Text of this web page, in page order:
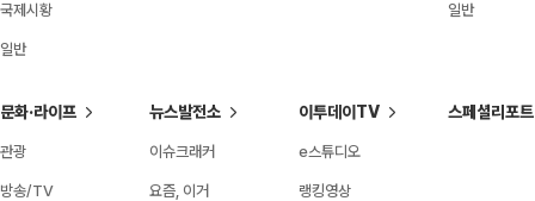
국제시황
일반
일반
문화·라이프
관광
방송/TV
뉴스발전소
이슈크래커
요즘, 이거
이투데이TV
e스튜디오
랭킹영상
스페셜리포트